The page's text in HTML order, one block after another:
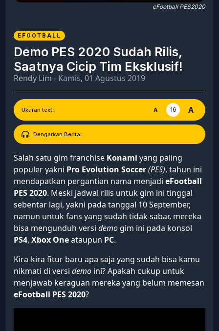
eFootball PES2020
EFOOTBALL
Demo PES 2020 Sudah Rilis,
Saatnya Cicip Tim Eksklusif!
Rendy Lim - Kamis, 01 Agustus 2019
Ukuran text: A 16 A
Dengarkan Berita:
Salah satu gim franchise Konami yang paling
populer yakni Pro Evolution Soccer(PES), tahun ini
mendapatkan pergantian nama menjadi eFootball
PES 2020. Meski jadwal rilis untuk gim ini tinggal
sebentar lagi, yakni pada tanggal 10 September,
namun untuk fans yang sudah tidak sabar, mereka
bisa mengunduh versi demo gim ini pada konsol
PS4, Xbox Oneataupun PC.
Kira-kira fitur baru apa saja yang sudah bisa kamu
nikmati di versi demo ini? Apakah cukup untuk
menjawab keraguan mereka yang belum memesan
eFootball PES 2020?